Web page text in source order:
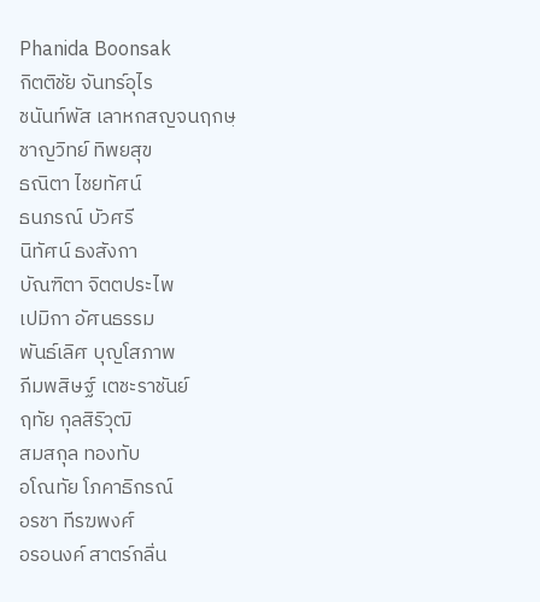
Phanida Boonsak
กิตติชัย จันทร์อุไร
ชนันท์พัส เลาหกสญจนฤกษฺ
ชาญวิทย์ ทิพยสุข
ธณิตา ไชยทัศน์
ธนภรณ์ บัวศรี
นิทัศน์ ธงสังกา
บัณฑิตา จิตตประไพ
เปมิกา อัศนธรรม
พันธ์เลิศ บุญโสภาพ
ภีมพสิษฐ์ เตชะราชันย์
ฤทัย กุลสิริวุฒิ
สมสกุล ทองทับ
อโณทัย โภคาธิกรณ์
อรชา ทีรฆพงศ์
อรอนงค์ สาตร์กลิ่น